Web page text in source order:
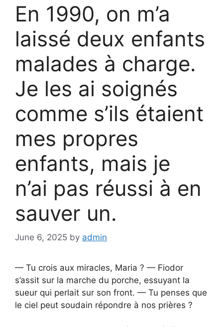
En 1990, on m’a
laissé deux enfants
malades à charge.
Je les ai soignés
comme s’ils étaient
mes propres
enfants, mais je
n’ai pas réussi à en
sauver un.
June 6, 2025 by admin
— Tu crois aux miracles, Maria ? — Fiodor
s’assit sur la marche du porche, essuyant la
sueur qui perlait sur son front. — Tu penses que
le ciel peut soudain répondre à nos prières ?